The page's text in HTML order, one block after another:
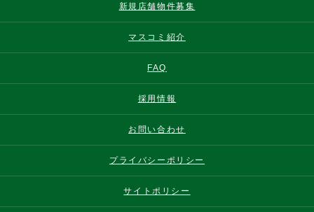
新規店舗物件募集
マスコミ紹介
FAQ
採用情報
お問い合わせ
プライバシーポリシー
サイトポリシー